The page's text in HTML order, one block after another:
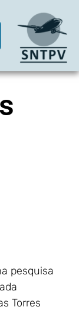
pesquisa
Torres